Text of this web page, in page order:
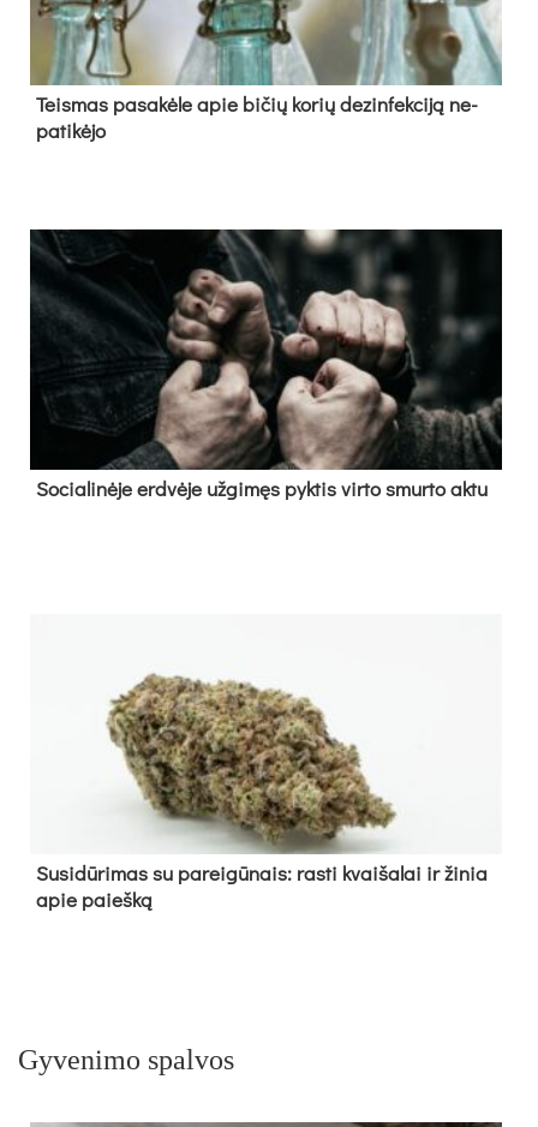
Teis­mas pa­sa­kė­le apie bi­čių ko­rių de­zin­fek­ci­ją ne­
pa­ti­kė­jo
So­cia­li­nė­je erd­vė­je už­gi­męs pyk­tis vir­to smur­to ak­tu
Su­si­dū­ri­mas su pa­rei­gū­nais: ras­ti kvai­ša­lai ir ži­nia
apie paieš­ką
Gyvenimo spalvos